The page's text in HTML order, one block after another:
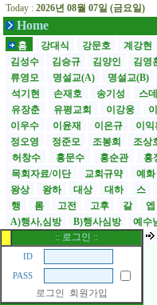
Today : 2026년 08월 07일 (금요일)
Home
홈 강대식 강문호 계강현
김성수
김승규 김양인 김영
류영모
명설교(A) 명설교(B)
석기현
손재호 송기성 스
유장춘
유평교회 이강웅
이우수
이윤재 이은규 이
정오영
정준모 조봉희 조상
허창수
홍문수 홍순관 홍
목회자료/이단
교회규약 예화
왕상
왕하 대상 대하 스
행
롬 고전 고후 갈 엡
A)행사,심방
B)행사심방 예수
:: 로그인 ::
ID
PASS
로그인
회원가입